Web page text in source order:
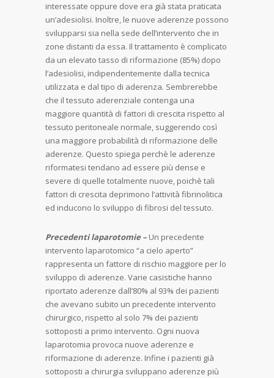
interessate oppure dove era già stata praticata
un’adesiolisi. Inoltre, le nuove aderenze possono
svilupparsi sia nella sede dell’intervento che in
zone distanti da essa. Il trattamento è complicato
da un elevato tasso di riformazione (85%) dopo
l’adesiolisi, indipendentemente dalla tecnica
utilizzata e dal tipo di aderenza. Sembrerebbe
che il tessuto aderenziale contenga una
maggiore quantità di fattori di crescita rispetto al
tessuto peritoneale normale, suggerendo così
una maggiore probabilità di riformazione delle
aderenze. Questo spiega perchè le aderenze
riformatesi tendano ad essere più dense e
severe di quelle totalmente nuove, poichè tali
fattori di crescita deprimono l’attività fibrinolitica
ed inducono lo sviluppo di fibrosi del tessuto.
Precedenti laparotomie – Un precedente
intervento laparotomico “a cielo aperto”
rappresenta un fattore di rischio maggiore per lo
sviluppo di aderenze. Varie casistiche hanno
riportato aderenze dall’80% al 93% dei pazienti
che avevano subito un precedente intervento
chirurgico, rispetto al solo 7% dei pazienti
sottoposti a primo intervento. Ogni nuova
laparotomia provoca nuove aderenze e
riformazione di aderenze. Infine i pazienti già
sottoposti a chirurgia sviluppano aderenze più